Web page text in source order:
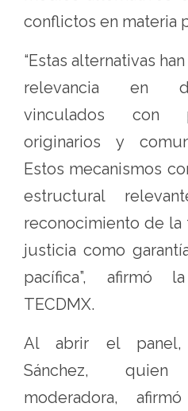
conflictos en materia
“Estas alternativas
relevancia en
vinculados con
originarios y
Estos mecanismos
estructural
reconocimiento de
justicia como
pacífica”, afirmó
TECDMX.
Al abrir el panel,
Sánchez,
moderadora,